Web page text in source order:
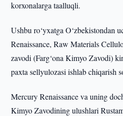
korxonalarga taalluqli.
Ushbu ro‘yxatga
Renaissance, Raw Materials
zavodi (Farg‘ona Kimyo Zavodi)
paxta sellyulozasi ishlab chiqarish
Mercury Renaissance va uning
Kimyo Zavodining ulushlari